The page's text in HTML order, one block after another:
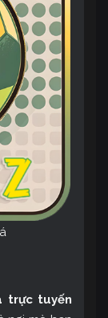
trực tuyến